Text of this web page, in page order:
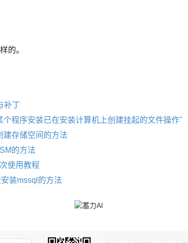
的。
补丁
个程序安装已在安装计算机上创建挂起的文件操作"
建存储空间的方法
的方法
使用教程
装mssql的方法